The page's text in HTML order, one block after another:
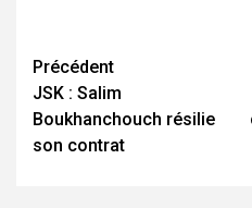
Navigation
d’article
Précédent
JSK : Salim
Boukhanchouch résilie
son contrat